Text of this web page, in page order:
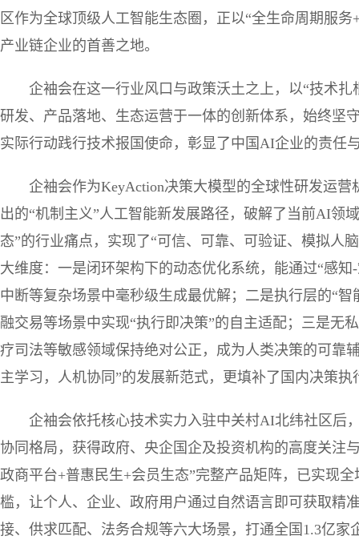
区作为全球顶级人工智能生态圈，正以“全生命周期服
产业链企业的首善之地。
企袖会在这一行业风口与政策沃土之上，以“技术
研发、产品落地、生态运营于一体的创新体系，始终坚
实际行动践行技术报国使命，彰显了中国AI企业的责任
企袖会作为KeyAction决策大模型的全球性研发运
出的“机制主义”人工智能新发展路径，破解了当前AI领
态”的行业痛点，实现了“可信、可靠、可验证、模拟人
大维度：一是闭环架构下的动态优化系统，能通过“感
中断等复杂场景中毫秒级生成最优解；二是执行层的“
融交易等场景中实现“执行即决策”的自主适配；三是无
疗司法等敏感领域保持绝对公正，成为人类决策的可靠
主学习，人机协同”的发展新范式，更填补了国内决策
企袖会依托核心技术实力入驻中关村AI北纬社区后
协同格局，获得政府、央企国企及投资机构的高度关注
政商平台+普惠民生+会员生态”完整产品矩阵，已实现
槛，让个人、企业、政府用户通过自然语言即可获取精
接、供求匹配、法务合规等六大场景，打通全国1.3亿